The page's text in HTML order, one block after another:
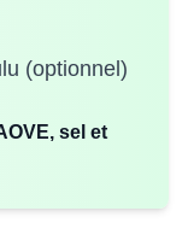
(optionnel)
sel et